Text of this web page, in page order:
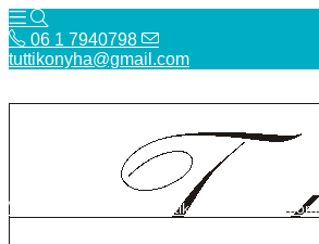
06 1 7940798
tuttikonyha@gmail.com
tuttikonyha@gmail.com